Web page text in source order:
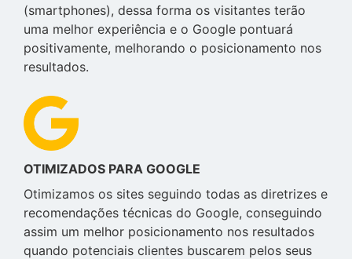
(smartphones), dessa forma os visitantes terão
uma melhor experiência e o Google pontuará
positivamente, melhorando o posicionamento nos
resultados.
OTIMIZADOS PARA GOOGLE
Otimizamos os sites seguindo todas as diretrizes e
recomendações técnicas do Google, conseguindo
assim um melhor posicionamento nos resultados
quando potenciais clientes buscarem pelos seus